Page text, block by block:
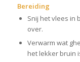
Bereiding
Snij het vlees in
over.
Verwarm wat
het lekker bruin